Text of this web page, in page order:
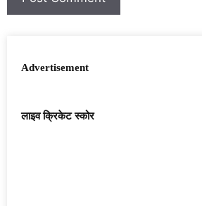
Advertisement
लाइव क्रिकेट स्कोर